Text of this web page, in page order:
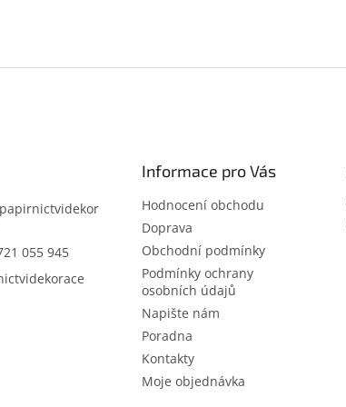
papirnictvidekor
055 945
Informace pro Vás
Hodnocení obchodu
Doprava
Obchodní podmínky
Podmínky ochrany
osobních údajů
Napište nám
Poradna
Kontakty
Moje objednávka